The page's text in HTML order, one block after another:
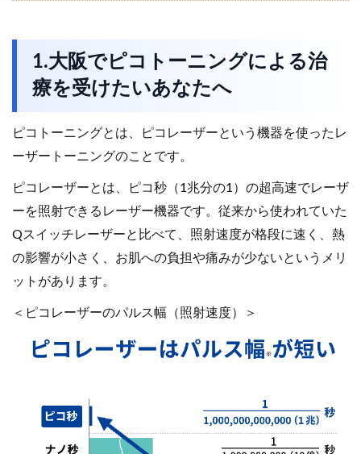
1.大阪でピコトーニングによる治
療を受けたいあなたへ
ピコトーニングとは、ピコレーザーという機器を使ったレ
ーザートーニングのことです。
ピコレーザーとは、ピコ秒（1兆分の1）の超高速でレーザ
ーを照射できるレーザー機器です。従来から使われていた
Qスイッチレーザーと比べて、照射速度が格段に速く、熱
の影響が小さく、お肌への負担や痛みが少ないというメリ
ットがあります。
＜ピコレーザーのパルス幅（照射速度）＞